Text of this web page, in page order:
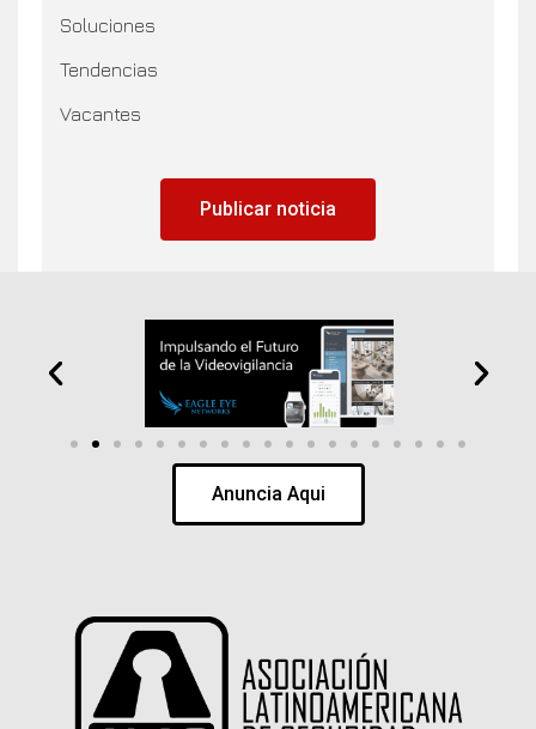
Soluciones
Tendencias
Vacantes
Publicar noticia
Anuncia Aqui